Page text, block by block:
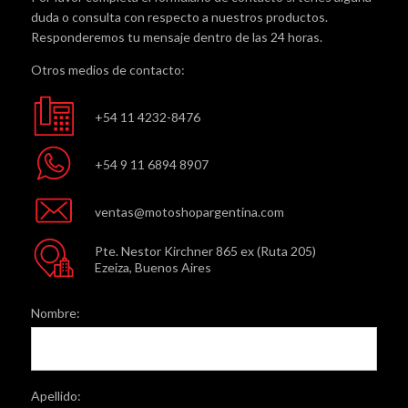
duda o consulta con respecto a nuestros productos.
Responderemos tu mensaje dentro de las 24 horas.
Otros medios de contacto:
+54 11 4232-8476
+54 9 11 6894 8907
ventas@motoshopargentina.com
Pte. Nestor Kirchner 865 ex (Ruta 205)
Ezeiza, Buenos Aires
Nombre:
Apellido: